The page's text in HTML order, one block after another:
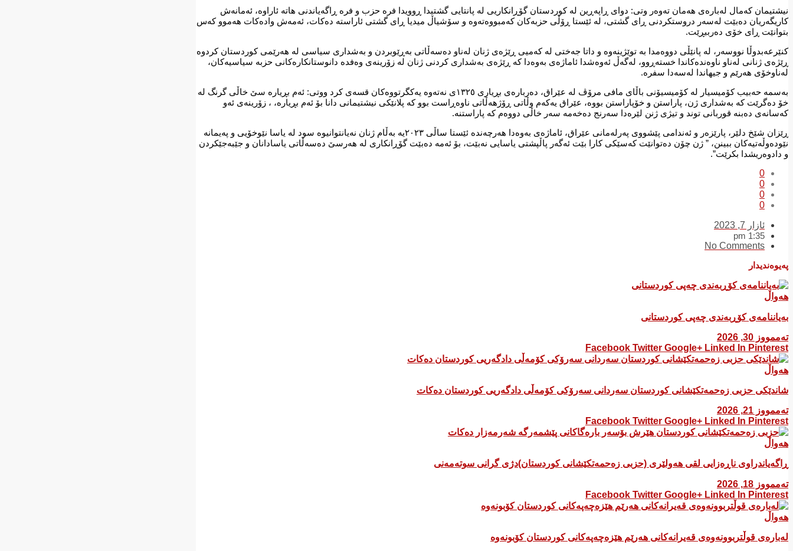
نیشتیمان کەمال لەبارەی هەمان تەوەر وتی: دوای ڕاپەڕین لە کوردستان گۆڕانکاریی لە پانتایی گشتیدا ڕوویدا فرە حزب و فرە ڕاگەیاندنی هاتە ئاراوە، ئەمانەش
کاریگەریان دەبێت لەسەر دروستکردنی ڕای گشتی، لە ئێستا ڕۆڵی حزبەکان کەمبووەتەوە و سۆشیاڵ میدیا ڕای گشتی ئاراستە دەکات، ئەمەش وادەکات هەموو کەس
بتوانێت ڕای خۆی دەرببڕێت.
کنێرعەبدوڵا نووسەر، لە پانێڵی دووەمدا بە توێژینەوە و داتا جەختی لە کەمیی ڕێژەی ژنان لەناو دەسەڵاتی بەڕێوبردن و بەشداری سیاسی لە هەرێمی کوردستان کردوە
ڕێژەی ژنانی لەناو ناوەندەکاندا خستەڕوو، لەگەڵ ئەوەشدا ئاماژەی بەوەدا کە ڕێژەی بەشداری کردنی ژنان لە زۆرینەی وەفدە دانوستانکارەکانی حزبە سیاسیەکان،
لەناوخۆی هەرێم و جیهاندا لەسەدا سفرە.
بەسمە حەبیب کۆمیسیار لە کۆمیسیۆنی باڵای مافی مرۆڤ لە عێراق، دەربارەی بڕیاری ١٣٢٥ی نەتەوە یەکگرتووەکان قسەی کرد ووتی: ئەم بڕیارە سێ خاڵی گرنگ لە
خۆ دەگرێت کە بەشداری ژن، پاراستن و خۆپاراستن بووە، عێراق یەکەم وڵاتی ڕۆژهەڵاتی ناوەڕاست بوو کە پلانێکی نیشتیمانی دانا بۆ ئەم بڕیارە، ، زۆرینەی ئەو
کەسانەی دەبنە قوربانی توند و تیژی ژنن لێرەدا سەرنج دەخەمە سەر خاڵی دووەم کە پاراستنە.
ڕێزان شێخ دلێر، پارێزەر و ئەندامی پێشووی پەرلەمانی عێراق، ئاماژەی بەوەدا هەرچەندە ئێستا ساڵی ٢٠٢٣یە بەڵام ژنان نەیانتوانیوە سود لە یاسا نێوخۆیی و پەیمانە
نێودەوڵەتیەکان ببینن، ” ژن چۆن دەتوانێت کەسێکی کارا بێت ئەگەر پاڵپشتی یاسایی نەبێت، بۆ ئەمە دەبێت گۆڕانکاری لە هەرسێ دەسەڵاتی یاسادانان و جێبەجێکردن
و دادوەریشدا بکرێت”.
0
0
0
0
ئازار 7, 2023
1:35 pm
No Comments
پەیوەندیدار
هەواڵ
بەیاننامەی کۆڕبەندی چەپی کوردستانی
تەممووز 30, 2026
Facebook Twitter Google+ Linked In Pinterest
هەواڵ
شاندێکی حزبی زەحمەتکێشانی کوردستان سەردانی سەرۆکی کۆمەڵی دادگەریی کوردستان دەکات
تەممووز 21, 2026
Facebook Twitter Google+ Linked In Pinterest
هەواڵ
ڕاگەیاندراوی ناڕەزایی لقی هەولێری (حزبی زەحمەتکێشانی کوردستان)دژی گرانی سوتەمەنی
تەممووز 18, 2026
Facebook Twitter Google+ Linked In Pinterest
هەواڵ
لەبارەی قوڵتربوونەوەی قەیرانەكانی هەرێم هێزەچەپەكانی كوردستان كۆبونەوە